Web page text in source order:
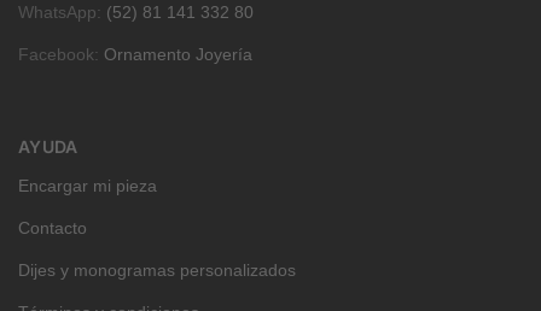
WhatsApp: (52) 81 141 332 80
Facebook: Ornamento Joyería
AYUDA
Encargar mi pieza
Contacto
Dijes y monogramas personalizados